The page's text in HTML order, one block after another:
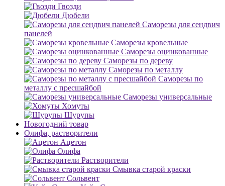
Гвозди
Дюбели
Саморезы для сендвич
панелей
Саморезы кровельные
Саморезы оцинкованные
Саморезы по дереву
Саморезы по металлу
Саморезы по
металлу с пресшайбой
Саморезы универсальные
Хомуты
Шурупы
Новогодний товар
Олифа, растворители
Ацетон
Олифа
Растворители
Смывка старой краски
Сольвент